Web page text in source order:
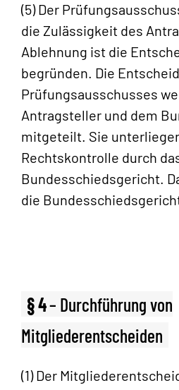
(5) Der
die Zulässigkeit des
Ablehnung ist die
begründen. Die
Prüfungsausschusses
Antragsteller und dem
mitgeteilt. Sie
Rechtskontrolle durch
Bundesschiedsgericht.
die
§ 4– Durchführung von
Mitgliederentscheiden
(1) Der